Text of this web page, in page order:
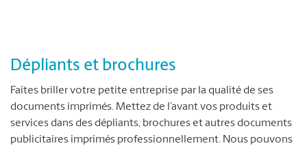
Dépliants et brochures
Faites briller votre petite entreprise par la qualité de ses
documents imprimés. Mettez de l’avant vos produits et
services dans des dépliants, brochures et autres documents
publicitaires imprimés professionnellement. Nous pouvons